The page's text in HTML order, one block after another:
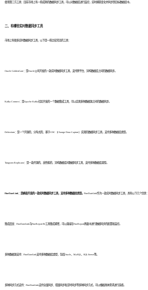
使用第三方工具：目前市场上有一些成熟的数据同步工具，可以对数据库进行监控，实时捕获变化并同步到目标数据库中。
二、有哪些实时数据同步工具
市场上有很多实时数据同步工具，以下是一些比较常见的工具：
Oracle GoldenGate：是Oracle公司开发的一款实时数据同步工具，支持跨平台、异构数据库之间的数据同步。
Kafka Connect：是Apache Kafka社区开发的一个数据集成工具，可以实现多种数据源之间的数据同步。
Debezium：是一个开源的、分布式的、基于CDC（Change Data Capture）实现的数据同步工具，支持多种数据库类型。
Tungsten Replicator：是一款开源的、高性能的、异构数据库间数据同步工具，支持多种数据库类型。
FineDateLink：是帆软开发的一款实时数据同步工具，支持多种数据库类型。 FineDateLink作为一款实时数据同步工具，具有以下几个优势：
集成度高：FineDateLink与FineReport BI工具集成紧密，可以直接在FineReport界面中进行数据同步的配置和监控。
多种数据源支持：FineDateLink支持多种数据库类型，包括Oracle、MySQL、SQL Server等。
多种同步方式支持：FineDateLink支持全量同步、增量同步和定时同步等多种同步方式，可以根据具体需求进行选择。